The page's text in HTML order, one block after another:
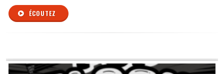
ÉCOUTEZ